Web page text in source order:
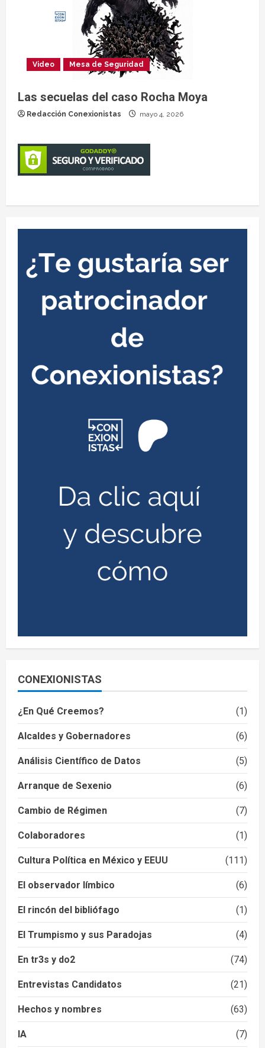
Video Mesa de Seguridad
Las secuelas del caso Rocha Moya
Redacción Conexionistas mayo 4, 2026
CONEXIONISTAS
¿En Qué Creemos? (1)
Alcaldes y Gobernadores (6)
Análisis Científico de Datos (5)
Arranque de Sexenio (6)
Cambio de Régimen (7)
Colaboradores (1)
Cultura Política en México y EEUU (111)
El observador límbico (6)
El rincón del bibliófago (1)
El Trumpismo y sus Paradojas (4)
En tr3s y do2 (74)
Entrevistas Candidatos (21)
Hechos y nombres (63)
IA (7)